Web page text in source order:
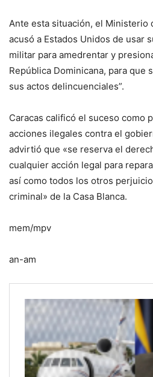
Ante esta situación, el Ministerio
acusó a Estados Unidos de usar
militar para amedrentar y
República Dominicana, para que
sus actos delincuenciales”.
Caracas calificó el suceso como
acciones ilegales contra el
advirtió que «se reserva el
cualquier acción legal para
así como todos los otros
criminal» de la Casa Blanca.
mem/mpv
an-am